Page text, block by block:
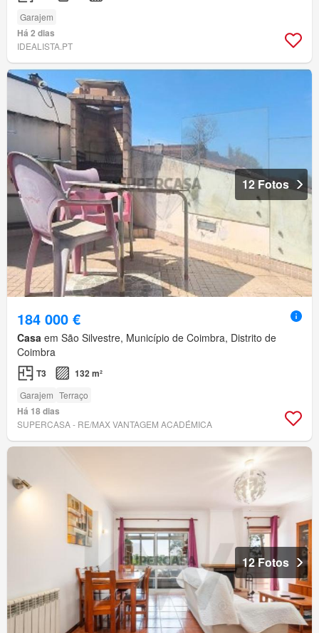
Garajem
Há 2 dias
IDEALISTA.PT
12 Fotos
184 000 €
Casa em São Silvestre, Município de Coimbra, Distrito de
Coimbra
T3 132 m²
Garajem Terraço
Há 18 dias
SUPERCASA - RE/MAX VANTAGEM ACADÉMICA
12 Fotos